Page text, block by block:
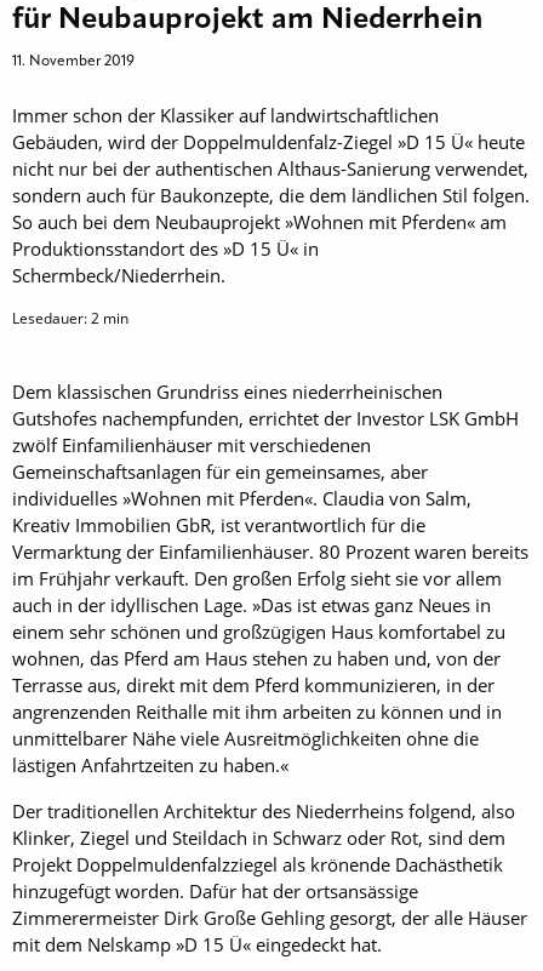
für Neubauprojekt am Niederrhein
11. November 2019
Immer schon der Klassiker auf landwirtschaftlichen
Gebäuden, wird der Doppelmuldenfalz-Ziegel »D 15 Ü« heute
nicht nur bei der authentischen Althaus-Sanierung verwendet,
sondern auch für Baukonzepte, die dem ländlichen Stil folgen.
So auch bei dem Neubauprojekt »Wohnen mit Pferden« am
Produktionsstandort des »D 15 Ü« in
Schermbeck/Niederrhein.
Lesedauer:2 min
Dem klassischen Grundriss eines niederrheinischen
Gutshofes nachempfunden, errichtet der Investor LSK GmbH
zwölf Einfamilienhäuser mit verschiedenen
Gemeinschaftsanlagen für ein gemeinsames, aber
individuelles »Wohnen mit Pferden«. Claudia von Salm,
Kreativ Immobilien GbR, ist verantwortlich für die
Vermarktung der Einfamilienhäuser. 80 Prozent waren bereits
im Frühjahr verkauft. Den großen Erfolg sieht sie vor allem
auch in der idyllischen Lage. »Das ist etwas ganz Neues in
einem sehr schönen und großzügigen Haus komfortabel zu
wohnen, das Pferd am Haus stehen zu haben und, von der
Terrasse aus, direkt mit dem Pferd kommunizieren, in der
angrenzenden Reithalle mit ihm arbeiten zu können und in
unmittelbarer Nähe viele Ausreitmöglichkeiten ohne die
lästigen Anfahrtzeiten zu haben.«
Der traditionellen Architektur des Niederrheins folgend, also
Klinker, Ziegel und Steildach in Schwarz oder Rot, sind dem
Projekt Doppelmuldenfalzziegel als krönende Dachästhetik
hinzugefügt worden. Dafür hat der ortsansässige
Zimmerermeister Dirk Große Gehling gesorgt, der alle Häuser
mit dem Nelskamp »D 15 Ü« eingedeckt hat.